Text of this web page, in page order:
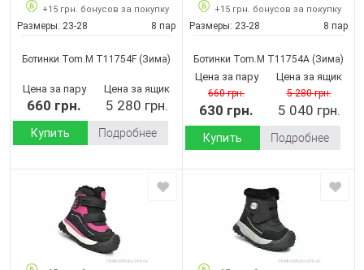
+15 грн. бонусов за покупку
Размеры: 23-28 8 пар
Ботинки Tom.M T11754F (Зима)
Цена за пару
660 грн.
Цена за ящик
5 280 грн.
Купить Подробнее
+15 грн. бонусов за покупку
Размеры: 23-28 8 пар
Ботинки Tom.M T11754A (Зима)
Цена за пару
660 грн.
630 грн.
Цена за ящик
5 280 грн.
5 040 грн.
Купить Подробнее